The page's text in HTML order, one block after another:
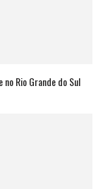
Rio Grande do Sul